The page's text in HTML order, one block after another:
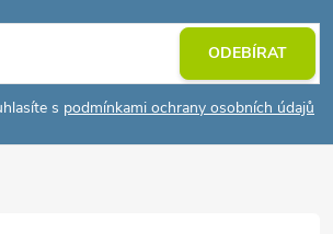
s podmínkami ochrany osobních údajů
ODEBÍRAT